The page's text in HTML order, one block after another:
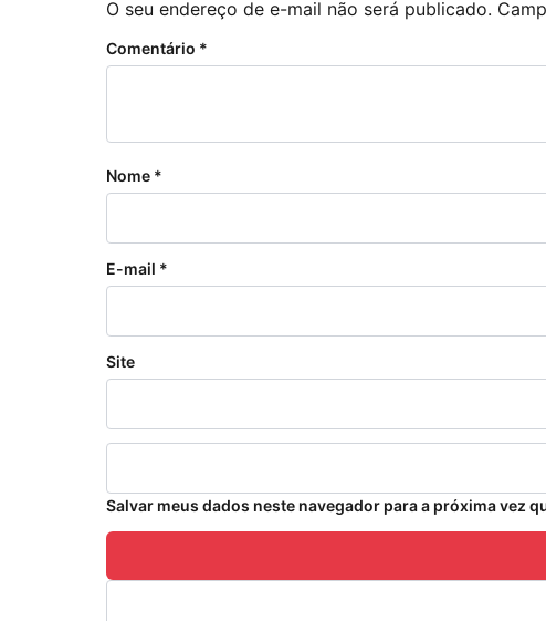
O seu endereço de e-mail não será publicado.
Comentário *
Nome *
E-mail *
Site
Salvar meus dados neste navegador para a próxima vez